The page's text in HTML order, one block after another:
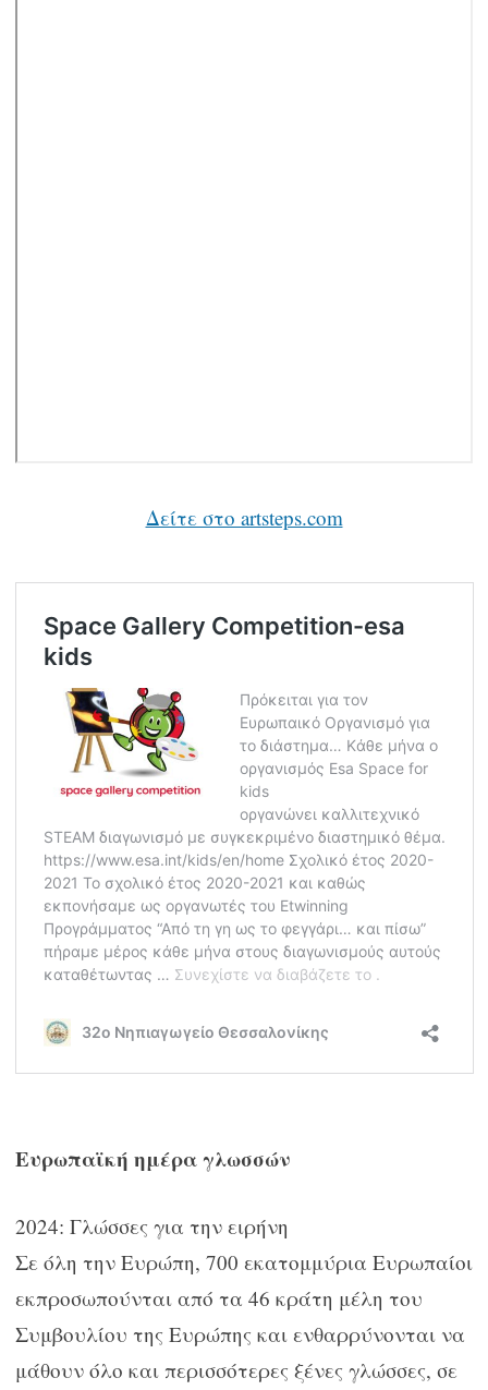
Δείτε στο artsteps.com
Ευρωπαϊκή ημέρα γλωσσών
2024: Γλώσσες για την ειρήνη
Σε όλη την Ευρώπη, 700 εκατομμύρια Ευρωπαίοι
εκπροσωπούνται από τα 46 κράτη μέλη του
Συμβουλίου της Ευρώπης και ενθαρρύνονται να
μάθουν όλο και περισσότερες ξένες γλώσσες, σε